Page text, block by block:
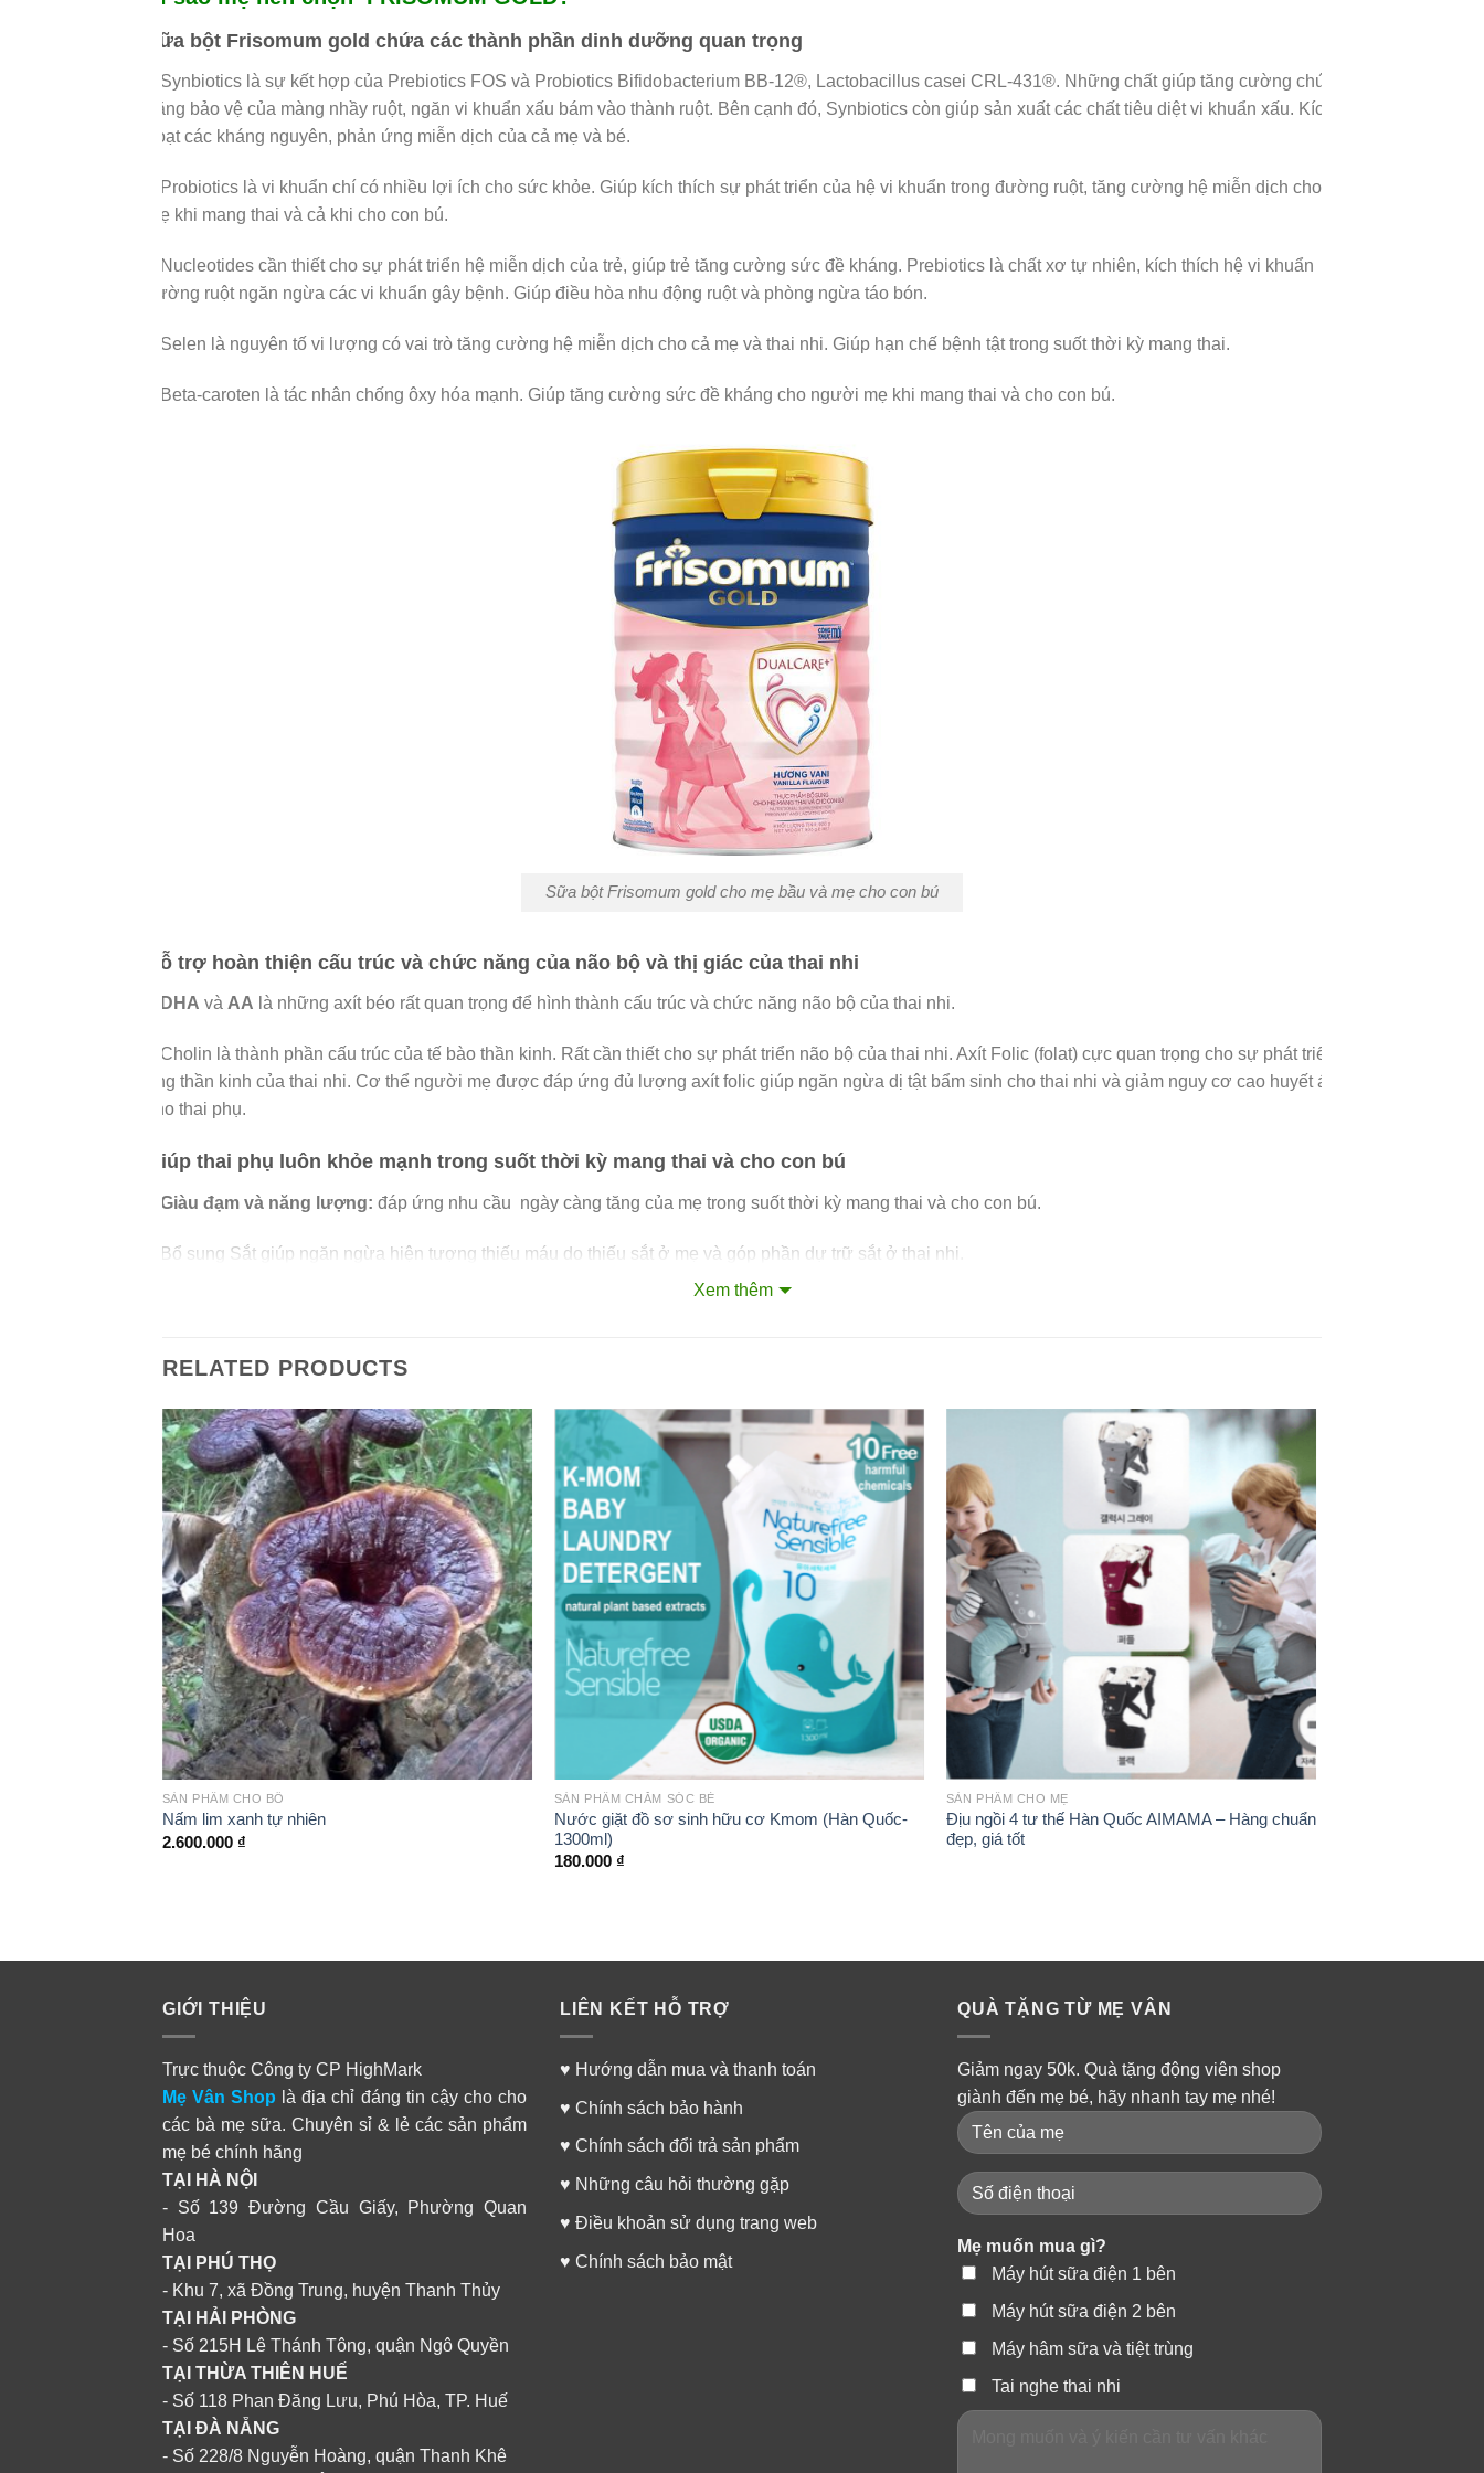
Sữa bột Frisomum gold chứa các thành phần dinh dưỡng quan trọng
– Synbiotics là sự kết hợp của Prebiotics FOS và Probiotics Bifidobacterium BB-12®, Lactobacillus casei CRL-431®. Những chất giúp tăng cường chức
năng bảo vệ của màng nhầy ruột, ngăn vi khuẩn xấu bám vào thành ruột. Bên cạnh đó, Synbiotics còn giúp sản xuất các chất tiêu diệt vi khuẩn xấu. Kích
hoạt các kháng nguyên, phản ứng miễn dịch của cả mẹ và bé.
– Probiotics là vi khuẩn chí có nhiều lợi ích cho sức khỏe. Giúp kích thích sự phát triển của hệ vi khuẩn trong đường ruột, tăng cường hệ miễn dịch cho
mẹ khi mang thai và cả khi cho con bú.
– Nucleotides cần thiết cho sự phát triển hệ miễn dịch của trẻ, giúp trẻ tăng cường sức đề kháng. Prebiotics là chất xơ tự nhiên, kích thích hệ vi khuẩn
đường ruột ngăn ngừa các vi khuẩn gây bệnh. Giúp điều hòa nhu động ruột và phòng ngừa táo bón.
– Selen là nguyên tố vi lượng có vai trò tăng cường hệ miễn dịch cho cả mẹ và thai nhi. Giúp hạn chế bệnh tật trong suốt thời kỳ mang thai.
– Beta-caroten là tác nhân chống ôxy hóa mạnh. Giúp tăng cường sức đề kháng cho người mẹ khi mang thai và cho con bú.
Sữa bột Frisomum gold cho mẹ bầu và mẹ cho con bú
Hỗ trợ hoàn thiện cấu trúc và chức năng của não bộ và thị giác của thai nhi
DHA và AA là những axít béo rất quan trọng để hình thành cấu trúc và chức năng não bộ của thai nhi.
– Cholin là thành phần cấu trúc của tế bào thần kinh. Rất cần thiết cho sự phát triển não bộ của thai nhi. Axít Folic (folat) cực quan trọng cho sự phát triển
ống thần kinh của thai nhi. Cơ thể người mẹ được đáp ứng đủ lượng axít folic giúp ngăn ngừa dị tật bẩm sinh cho thai nhi và giảm nguy cơ cao huyết áp
cho thai phụ.
Giúp thai phụ luôn khỏe mạnh trong suốt thời kỳ mang thai và cho con bú
Giàu đạm và năng lượng: đáp ứng nhu cầu ngày càng tăng của mẹ trong suốt thời kỳ mang thai và cho con bú.
– Bổ sung Sắt giúp ngăn ngừa hiện tượng thiếu máu do thiếu sắt ở mẹ và góp phần dự trữ sắt ở thai nhi.
thai nhi.
Dễ uống
Sữa bột FrisoMum Goldcó hương thơm nhẹ, mới lạ và rất dễ uống
– Có tới 2 vị làVani vàCamđể mẹ lựa chọn theo sở thích
Hướng dẫn pha sữa
Để có 1 ly sữa FrisoMum Gold, mẹ dùng 7 muỗng gạt sữa có trong hộp sữa pha với 180ml nước ấm ở 40ºC
Mẹ nên uống 2-3 ly sữa mỗi ngày để cung cấp đủ dinh dưỡng cần thiết
Bảo quản sữa nơi khô ráo, thoáng mát, tránh ánh sáng mặt trời trực tiếp.
Comments
Lời nhắn
Xem thêm
RELATED PRODUCTS
+
SẢN PHẨM CHO BỐ
Nấm lim xanh tự nhiên
2.600.000 ₫
SẢN PHẨM CHĂM SÓC BÉ
Nước giặt đồ sơ sinh hữu cơ Kmom (Hàn Quốc-
1300ml)
180.000 ₫
SẢN PHẨM CHO MẸ
Địu ngồi 4 tư thế Hàn Quốc AIMAMA – Hàng chuẩn
đẹp, giá tốt
GIỚI THIỆU
Trực thuộc Công ty CP HighMark
Mẹ Vân Shop là địa chỉ đáng tin cậy cho cho
các bà mẹ sữa. Chuyên sỉ & lẻ các sản phẩm
mẹ bé chính hãng
TẠI HÀ NỘI
- Số 139 Đường Cầu Giấy, Phường Quan
Hoa
TẠI PHÚ THỌ
- Khu 7, xã Đồng Trung, huyện Thanh Thủy
TẠI HẢI PHÒNG
- Số 215H Lê Thánh Tông, quận Ngô Quyền
TẠI THỪA THIÊN HUẾ
- Số 118 Phan Đăng Lưu, Phú Hòa, TP. Huế
TẠI ĐÀ NẴNG
- Số 228/8 Nguyễn Hoàng, quận Thanh Khê
LIÊN KẾT HỖ TRỢ
♥ Hướng dẫn mua và thanh toán
♥ Chính sách bảo hành
♥ Chính sách đổi trả sản phẩm
♥ Những câu hỏi thường gặp
♥ Điều khoản sử dụng trang web
♥ Chính sách bảo mật
QUÀ TẶNG TỪ MẸ VÂN
Giảm ngay 50k. Quà tặng động viên shop
giành đến mẹ bé, hãy nhanh tay mẹ nhé!
Mẹ muốn mua gì?
Máy hút sữa điện 1 bên
Máy hút sữa điện 2 bên
Máy hâm sữa và tiệt trùng
Tai nghe thai nhi